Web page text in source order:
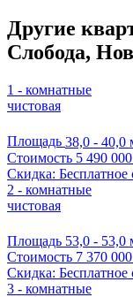
Другие
Слобода,
1 - комнатные
чистовая
Площадь 38,0 - 40,0
Стоимость 5 490
Скидка:
2 - комнатные
чистовая
Площадь 53,0 - 53,0
Стоимость 7 370
Скидка:
3 - комнатные